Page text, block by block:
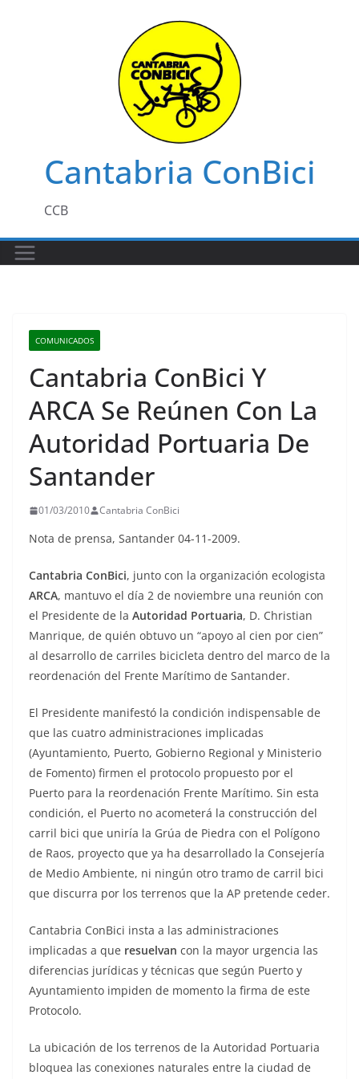
Cantabria ConBici
CCB
COMUNICADOS
Cantabria ConBici Y
ARCA Se Reúnen Con La
Autoridad Portuaria De
Santander
01/03/2010 Cantabria ConBici
Nota de prensa, Santander 04-11-2009.
Cantabria ConBici, junto con la organización ecologista
ARCA, mantuvo el día 2 de noviembre una reunión con
el Presidente de la Autoridad Portuaria, D. Christian
Manrique, de quién obtuvo un “apoyo al cien por cien”
al desarrollo de carriles bicicleta dentro del marco de la
reordenación del Frente Marítimo de Santander.
El Presidente manifestó la condición indispensable de
que las cuatro administraciones implicadas
(Ayuntamiento, Puerto, Gobierno Regional y Ministerio
de Fomento) firmen el protocolo propuesto por el
Puerto para la reordenación Frente Marítimo. Sin esta
condición, el Puerto no acometerá la construcción del
carril bici que uniría la Grúa de Piedra con el Polígono
de Raos, proyecto que ya ha desarrollado la Consejería
de Medio Ambiente, ni ningún otro tramo de carril bici
que discurra por los terrenos que la AP pretende ceder.
Cantabria ConBici insta a las administraciones
implicadas a que resuelvan con la mayor urgencia las
diferencias jurídicas y técnicas que según Puerto y
Ayuntamiento impiden de momento la firma de este
Protocolo.
La ubicación de los terrenos de la Autoridad Portuaria
bloquea las conexiones naturales entre la ciudad de